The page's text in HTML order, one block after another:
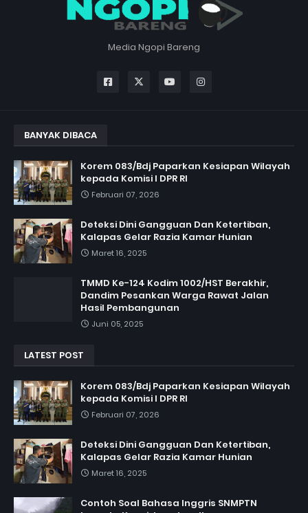
Media Ngopi Bareng
BANYAK DIBACA
Korem 083/Bdj Paparkan Kesiapan Wilayah
kepada Komisi I DPR RI
Februari 07, 2026
Deteksi Dini Gangguan Dan Ketertiban,
Kalapas Gelar Razia Kamar Hunian
Maret 16, 2025
TMMD Ke-124 Kodim 1002/HST Berakhir,
Dandim Pesankan Warga Rawat Jalan
Hasil Pembangunan
Juni 05, 2025
LATEST POST
Korem 083/Bdj Paparkan Kesiapan Wilayah
kepada Komisi I DPR RI
Februari 07, 2026
Deteksi Dini Gangguan Dan Ketertiban,
Kalapas Gelar Razia Kamar Hunian
Maret 16, 2025
Contoh Soal Bahasa Inggris SNMPTN